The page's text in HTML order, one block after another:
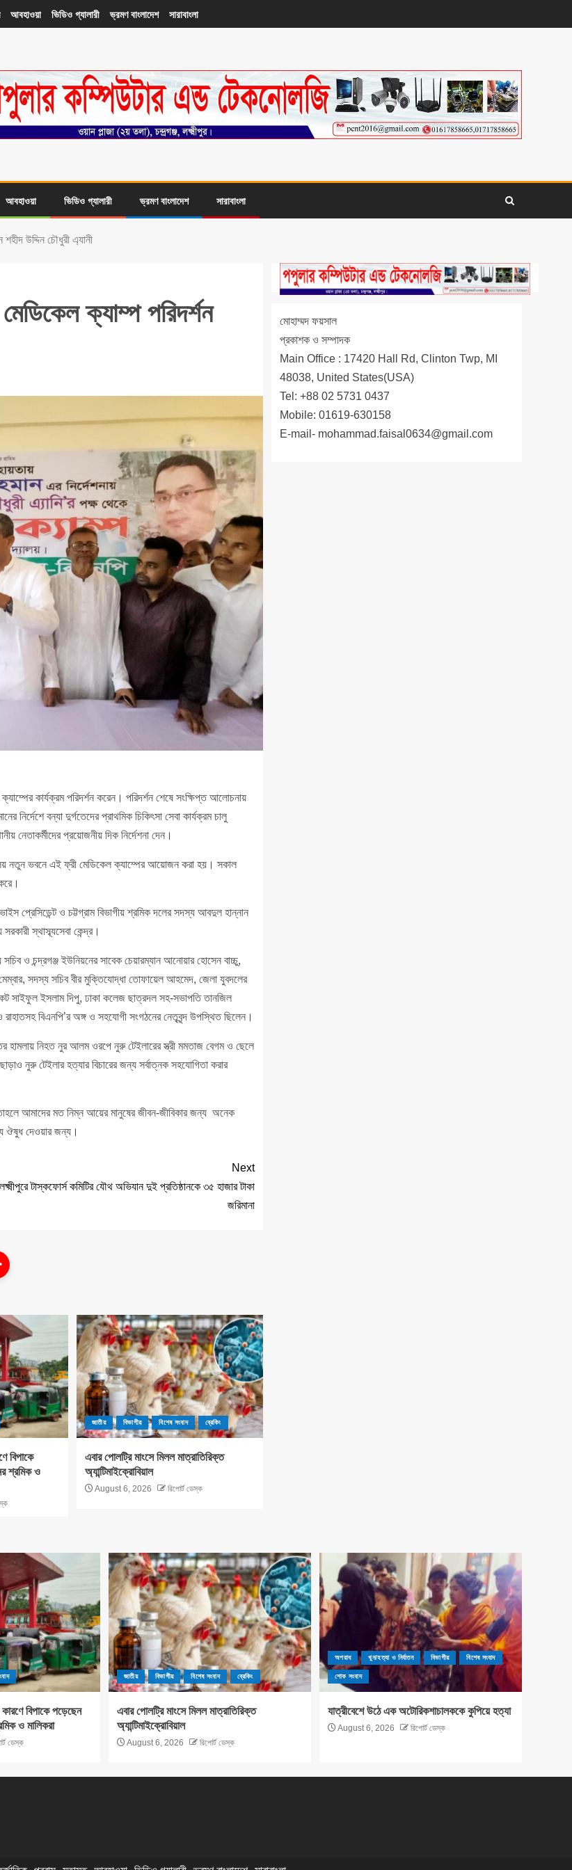
আবহাওয়া ভিডিও গ্যালারী ভ্রমণ বাংলাদেশ সারাবাংলা
আবহাওয়া ভিডিও গ্যালারী ভ্রমণ বাংলাদেশ সারাবাংলা
শহীদ উদ্দিন চৌধুরী এ্যানী
মেডিকেল ক্যাম্প পরিদর্শন
কার্যক্রম পরিদর্শন করেন। পরিদর্শন শেষে সংক্ষিপ্ত আলোচনায়
বন্যা দুর্গতেদের প্রাথমিক চিকিৎসা সেবা কার্যক্রম চালু
নেতাকর্মীদের প্রয়োজনীয় দিক নির্দেশনা দেন।
নতুন ভবনে এই ফ্রী মেডিকেল ক্যাম্পের আয়োজন করা হয়। সকাল
ভাইস প্রেসিডেন্ট ও চট্টগ্রাম বিভাগীয় শ্রমিক দলের সদস্য আবদুল হান্নান
স্থাস্ব্যসেবা কেন্দ্র।
ও চন্দ্রগঞ্জ ইউনিয়নের সাবেক চেয়ারম্যান আনোয়ার হোসেন বাচ্চু,
সদস্য সচিব বীর মুক্তিযোদ্ধা তোফায়েল আহমেদ, জেলা যুবদলের
সাইফুল ইসলাম দিপু, ঢাকা কলেজ ছাত্রদল সহ-সভাপতি তানজিল
বিএনপি’র অঙ্গ ও সহযোগী সংগঠনের নেতৃবৃন্দ উপস্থিত ছিলেন।
হামলায় নিহত নুর আলম ওরপে নুরু টেইলারের স্ত্রী মমতাজ বেগম ও ছেলে
নুরু টেইলার হত্যার বিচারের জন্য সর্বাত্নক সহযোগিতা করার
আমাদের মত নিম্ন আয়ের মানুষের জীবন-জীবিকার জন্য অনেক
ঔষুধ দেওয়ার জন্য।
Next
লক্ষ্মীপুরে টাস্কফোর্স কমিটির যৌথ অভিযান দুই প্রতিষ্ঠানকে ৩৫ হাজার টাকা
জরিমানা
বিপাকে
শ্রমিক ও
জাতীয় বিভাগীয় বিশেষ সংবাদ ব্রেকিং
এবার পোলট্রি মাংসে মিলল মাত্রাতিরিক্ত
অ্যান্টিমাইক্রোবিয়াল
August 6, 2026 রিপোর্ট ডেস্ক
মোহাম্মদ ফয়সাল
প্রকাশক ও সম্পাদক
Main Office : 17420 Hall Rd, Clinton Twp, MI
48038, United States(USA)
Tel: +88 02 5731 0437
Mobile: 01619-630158
E-mail- mohammad.faisal0634@gmail.com
বিপাকে পড়েছেন
ও মালিকরা
ডেস্ক
জাতীয় বিভাগীয় বিশেষ সংবাদ ব্রেকিং
এবার পোলট্রি মাংসে মিলল মাত্রাতিরিক্ত
অ্যান্টিমাইক্রোবিয়াল
August 6, 2026 রিপোর্ট ডেস্ক
অপরাধ খুন/হত্যা ও নির্যাতন বিভাগীয় বিশেষ সংবাদ
শোক সংবাদ
যাত্রীবেশে উঠে এক অটোরিকশাচালককে কুপিয়ে হত্যা
August 6, 2026 রিপোর্ট ডেস্ক